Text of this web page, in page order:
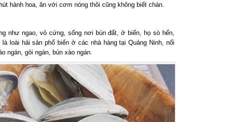
hành hoa, ăn với cơm nóng thôi cũng không biết chán.
như ngao, vỏ cứng, sống nơi bùn đất, ở biển, họ sò hến,
loài hải sản phổ biến ở các nhà hàng tại Quảng Ninh, nổi
ngán, gỏi ngán, bún xào ngán.